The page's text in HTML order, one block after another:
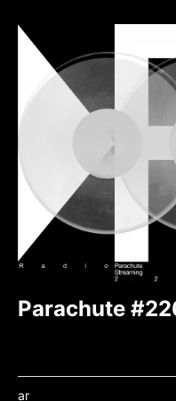
Parachute
ar